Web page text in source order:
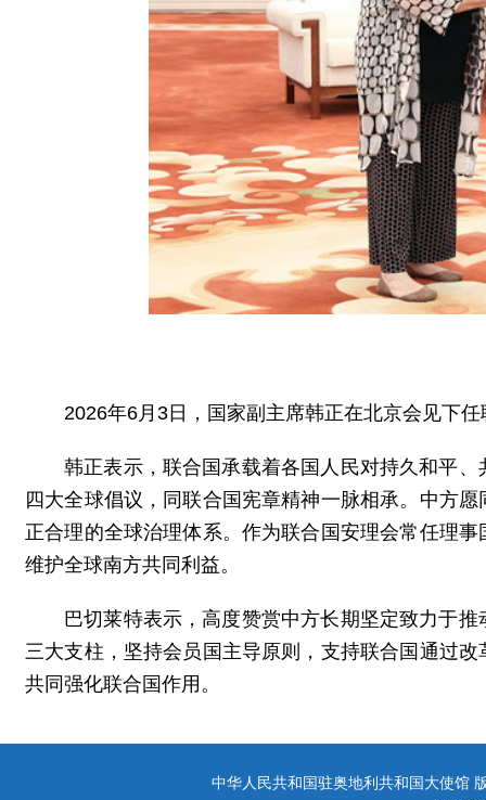
2026年6月3日，国家副主席韩正在北京会见下
韩正表示，联合国承载着各国人民对持久和平
四大全球倡议，同联合国宪章精神一脉相承。中方
正合理的全球治理体系。作为联合国安理会常任理
维护全球南方共同利益。
巴切莱特表示，高度赞赏中方长期坚定致力于
三大支柱，坚持会员国主导原则，支持联合国通过
共同强化联合国作用。
中华人民共和国驻奥地利共和国大使馆